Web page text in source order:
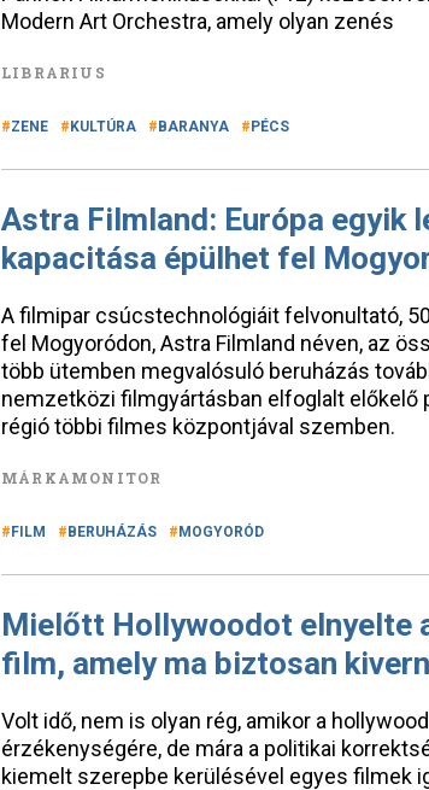
Modern Art Orchestra, amely olyan zenés
LIBRARIUS
ZENE KULTÚRA BARANYA PÉCS
Astra Filmland: Európa egyik
kapacitása épülhet fel
A filmipar csúcstechnológiáit felvonultató,
fel Mogyoródon, Astra Filmland néven, az
több ütemben megvalósuló beruházás
nemzetközi filmgyártásban elfoglalt előkelő
régió többi filmes központjával szemben.
MÁRKAMONITOR
FILM BERUHÁZÁS MOGYORÓD
Mielőtt Hollywoodot elnyelte
film, amely ma biztosan
Volt idő, nem is olyan rég, amikor a
érzékenységére, de mára a politikai
kiemelt szerepbe kerülésével egyes filmek